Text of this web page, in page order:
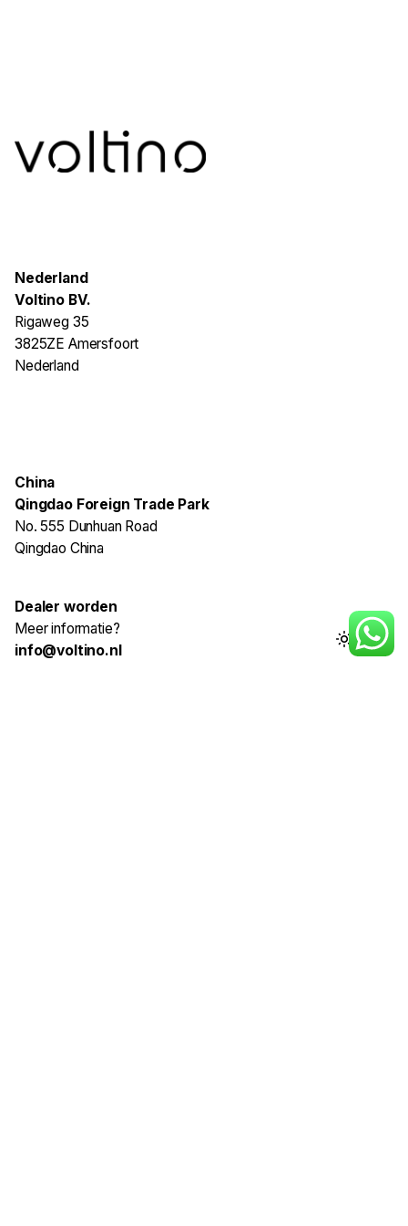
Nederland
Voltino BV.
Rigaweg 35
3825ZE Amersfoort
Nederland
China
Qingdao Foreign Trade Park
No. 555 Dunhuan Road
Qingdao China
Dealer worden
Meer informatie?
info@voltino.nl